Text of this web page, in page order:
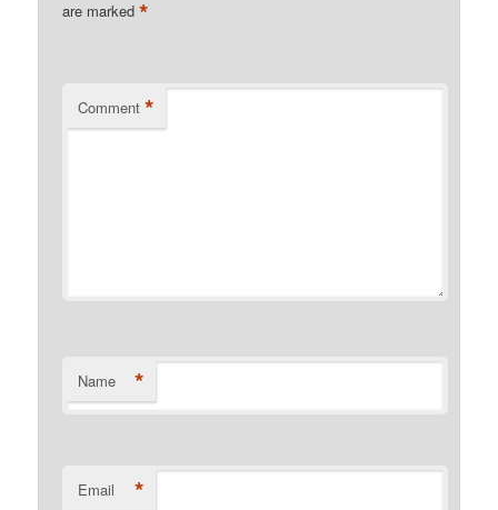
are marked*
Comment *
Name *
Email *